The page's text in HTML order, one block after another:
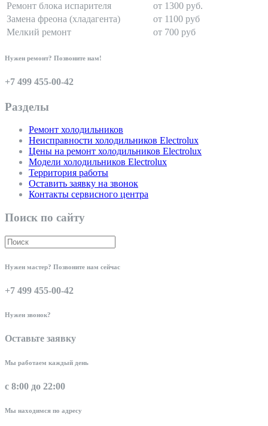
Ремонт блока испарителя
от 1300 руб.
Замена фреона (хладагента)
от 1100 руб
Мелкий ремонт
от 700 руб
Нужен ремонт? Позвоните нам!
+7 499 455-00-42
Разделы
Ремонт холодильников
Неисправности холодильников Electrolux
Цены на ремонт холодильников Electrolux
Модели холодильников Electrolux
Территория работы
Оставить заявку на звонок
Контакты сервисного центра
Поиск по сайту
Нужен мастер? Позвоните нам сейчас
+7 499 455-00-42
Нужен звонок?
Оставьте заявку
Мы работаем каждый день
с 8:00 до 22:00
Мы находимся по адресу